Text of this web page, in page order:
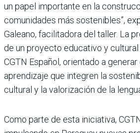
un papel importante en la
comunidades más sostenibles”,
Galeano, facilitadora del taller. La
de un proyecto educativo y
CGTN Español, orientado a
aprendizaje que integren la
cultural y la valorización de la
Como parte de esta iniciativa,